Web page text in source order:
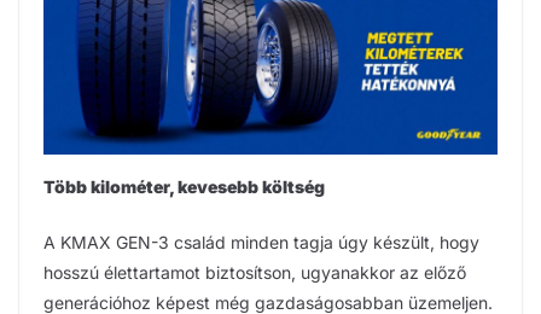
Több kilométer, kevesebb költség
A KMAX GEN-3 család minden tagja úgy készült, hogy
hosszú élettartamot biztosítson, ugyanakkor az előző
generációhoz képest még gazdaságosabban üzemeljen.